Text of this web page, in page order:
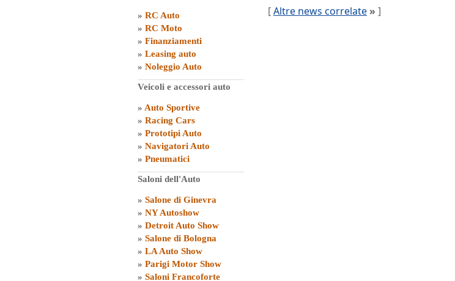
» RC Auto
» RC Moto
» Finanziamenti
» Leasing auto
» Noleggio Auto
Veicoli e accessori auto
» Auto Sportive
» Racing Cars
» Prototipi Auto
» Navigatori Auto
» Pneumatici
Saloni dell'Auto
» Salone di Ginevra
» NY Autoshow
» Detroit Auto Show
» Salone di Bologna
» LA Auto Show
» Parigi Motor Show
» Saloni Francoforte
[Altre news correlate » ]